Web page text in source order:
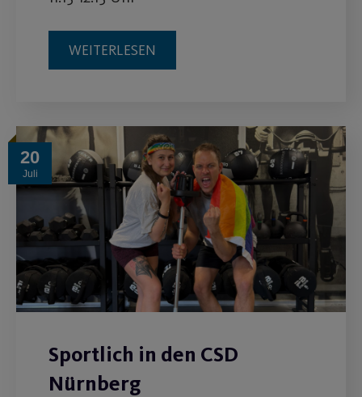
WEITERLESEN
20
Juli
Sportlich in den CSD
Nürnberg